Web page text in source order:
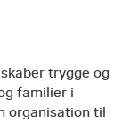
trygge og
familier i
organisation til